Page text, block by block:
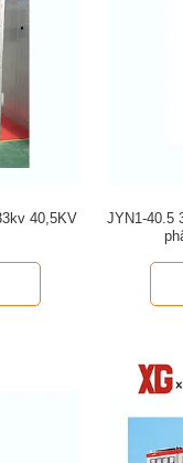
40,5KV
JYN1-40.5